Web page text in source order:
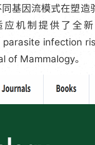
基因流模式在塑
机制提供了全
infection
of Mammalogy。